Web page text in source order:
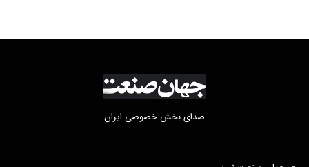
صدای بخش خصوصی ایران